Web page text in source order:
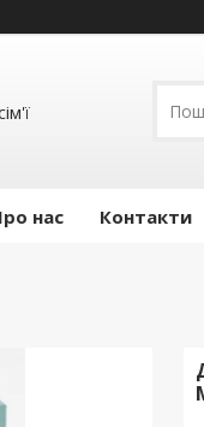
нас Контакти